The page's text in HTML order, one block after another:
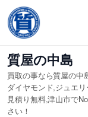
容
を
ス
キ
ッ
プ
質屋の中島
買取の事なら質屋の中
ダイヤモンド,ジュエ
見積り無料,津山市で
さい！